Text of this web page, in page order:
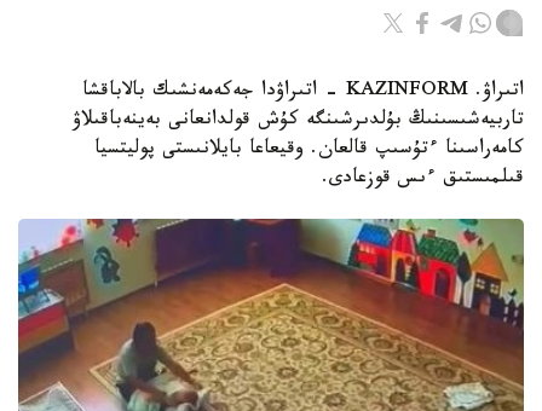
اتىراۋ. KAZINFORM - اتىراۋدا جەكەمەنشىك بالاباقشا
تاربيەشىسىنىڭ بۇلدىرشىنگە كۇش قولدانعانى بەينەباقىلاۋ
كامەراسىنا ءتۇسىپ قالعان. وقيعاعا بايلانىستى پوليتسيا
قىلمىستىق ءىس قوزعادى.